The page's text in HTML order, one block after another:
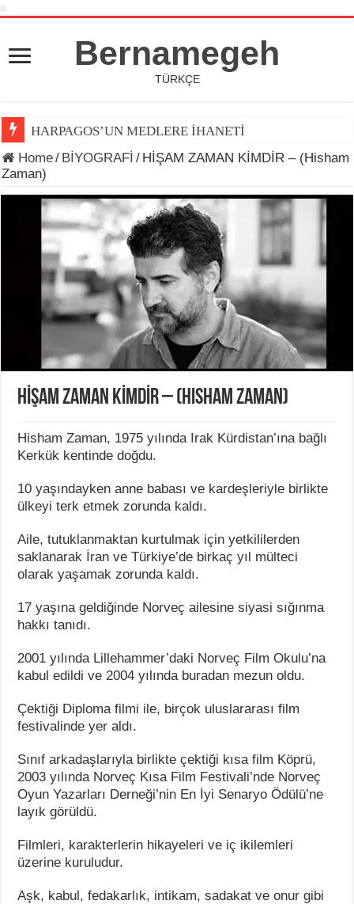
Bernamegeh
TÜRKÇE
HARPAGOS’UN MEDLERE İHANETİ
Home/ BİYOGRAFİ / HİŞAM ZAMAN KİMDİR – (Hisham
Zaman)
HİŞAM ZAMAN KİMDİR – (Hisham Zaman)
Hisham Zaman, 1975 yılında Irak Kürdistan’ına bağlı
Kerkük kentinde doğdu.
10 yaşındayken anne babası ve kardeşleriyle birlikte
ülkeyi terk etmek zorunda kaldı.
Aile, tutuklanmaktan kurtulmak için yetkililerden
saklanarak İran ve Türkiye’de birkaç yıl mülteci
olarak yaşamak zorunda kaldı.
17 yaşına geldiğinde Norveç ailesine siyasi sığınma
hakkı tanıdı.
2001 yılında Lillehammer’daki Norveç Film Okulu’na
kabul edildi ve 2004 yılında buradan mezun oldu.
Çektiği Diploma filmi ile, birçok uluslararası film
festivalinde yer aldı.
Sınıf arkadaşlarıyla birlikte çektiği kısa film Köprü,
2003 yılında Norveç Kısa Film Festivali’nde Norveç
Oyun Yazarları Derneği’nin En İyi Senaryo Ödülü’ne
layık görüldü.
Filmleri, karakterlerin hikayeleri ve iç ikilemleri
üzerine kuruludur.
Aşk, kabul, fedakarlık, intikam, sadakat ve onur gibi